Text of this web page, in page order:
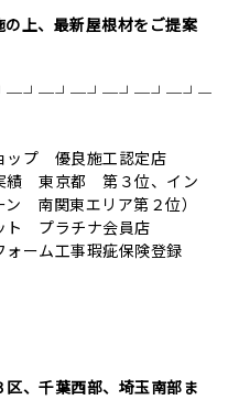
上、 最新屋根材をご提案
ップ 優良施工認定店
績 東京都 第３位、イン
南関東エリア第２位）
ト プラチナ会員店
ーム工事瑕疵保険登録
、千葉西部、埼玉南部ま